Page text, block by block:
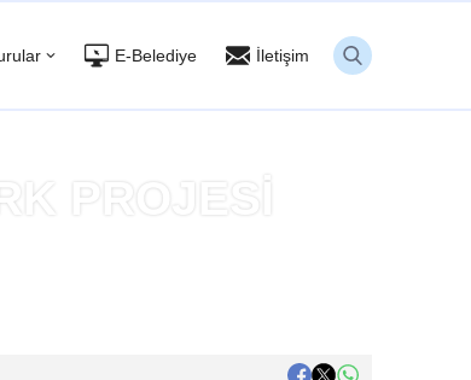
E-Belediye İletişim
PROJESİ